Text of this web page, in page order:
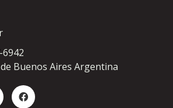
6942
Buenos Aires Argentina